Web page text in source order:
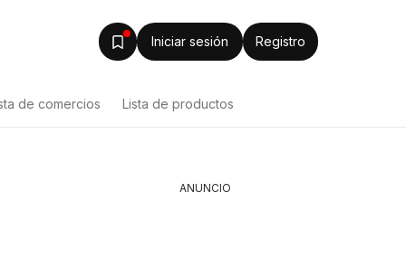
Iniciar sesión Registro
de comercios Lista de productos
ANUNCIO